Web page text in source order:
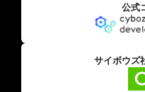
公式
サイボウズ